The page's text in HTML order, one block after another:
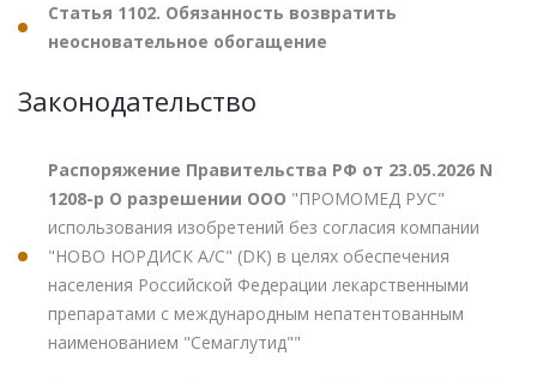
Статья 1102. Обязанность возвратить
неосновательное обогащение
Законодательство
Распоряжение Правительства РФ от 23.05.2026 N
1208-р О разрешении ООО "ПРОМОМЕД РУС"
использования изобретений без согласия компании
"НОВО НОРДИСК А/С" (DK) в целях обеспечения
населения Российской Федерации лекарственными
препаратами с международным непатентованным
наименованием "Семаглутид""